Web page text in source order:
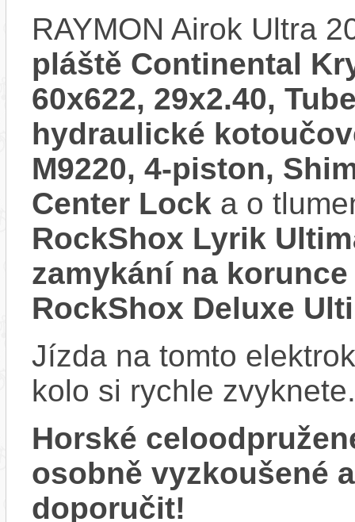
RAYMON Airok Ultra
pláště Continental
60x622, 29x2.40,
hydraulické
M9220, 4-piston,
Center Lock a o
RockShox Lyrik
zamykání na
RockShox Deluxe
Jízda na tomto
kolo si rychle zvyknete.
Horské
osobně vyzkoušené
doporučit!